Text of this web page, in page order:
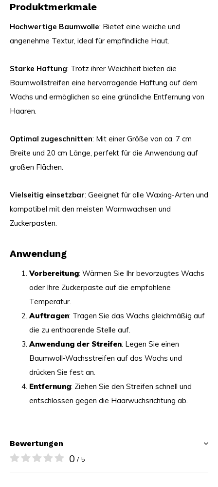
Produktmerkmale
Hochwertige Baumwolle: Bietet eine weiche und
angenehme Textur, ideal für empfindliche Haut.
Starke Haftung: Trotz ihrer Weichheit bieten die
Baumwollstreifen eine hervorragende Haftung auf dem
Wachs und ermöglichen so eine gründliche Entfernung von
Haaren.
Optimal zugeschnitten: Mit einer Größe von ca. 7 cm
Breite und 20 cm Länge, perfekt für die Anwendung auf
großen Flächen.
Vielseitig einsetzbar: Geeignet für alle Waxing-Arten und
kompatibel mit den meisten Warmwachsen und
Zuckerpasten.
Anwendung
Vorbereitung: Wärmen Sie Ihr bevorzugtes Wachs
oder Ihre Zuckerpaste auf die empfohlene
Temperatur.
Auftragen: Tragen Sie das Wachs gleichmäßig auf
die zu enthaarende Stelle auf.
Anwendung der Streifen: Legen Sie einen
Baumwoll-Wachsstreifen auf das Wachs und
drücken Sie fest an.
Entfernung: Ziehen Sie den Streifen schnell und
entschlossen gegen die Haarwuchsrichtung ab.
Bewertungen
0 / 5